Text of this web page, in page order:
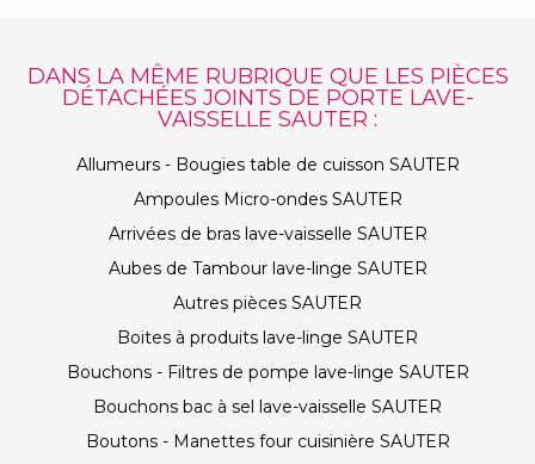
DANS LA MÊME RUBRIQUE QUE LES PIÈCES
DÉTACHÉES JOINTS DE PORTE LAVE-
VAISSELLE SAUTER :
Allumeurs - Bougies table de cuisson SAUTER
Ampoules Micro-ondes SAUTER
Arrivées de bras lave-vaisselle SAUTER
Aubes de Tambour lave-linge SAUTER
Autres pièces SAUTER
Boites à produits lave-linge SAUTER
Bouchons - Filtres de pompe lave-linge SAUTER
Bouchons bac à sel lave-vaisselle SAUTER
Boutons - Manettes four cuisinière SAUTER